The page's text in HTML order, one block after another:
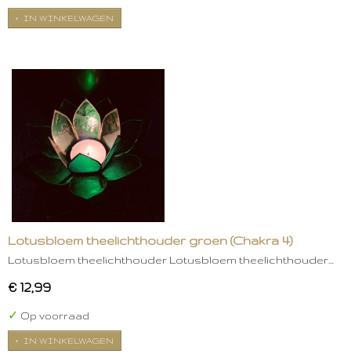
IN WINKELWAGEN
Lotusbloem theelichthouder groen (Chakra 4)
Lotusbloem theelichthouder Lotusbloem theelichthouder…
€ 12,99
✓ Op voorraad
IN WINKELWAGEN